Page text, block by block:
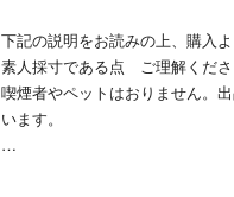
下記の説明をお読みの上、購入
素人採寸である点 ご理解くださ
喫煙者やペットはおりません。
います。
発送に際し、壊れないよう 大切